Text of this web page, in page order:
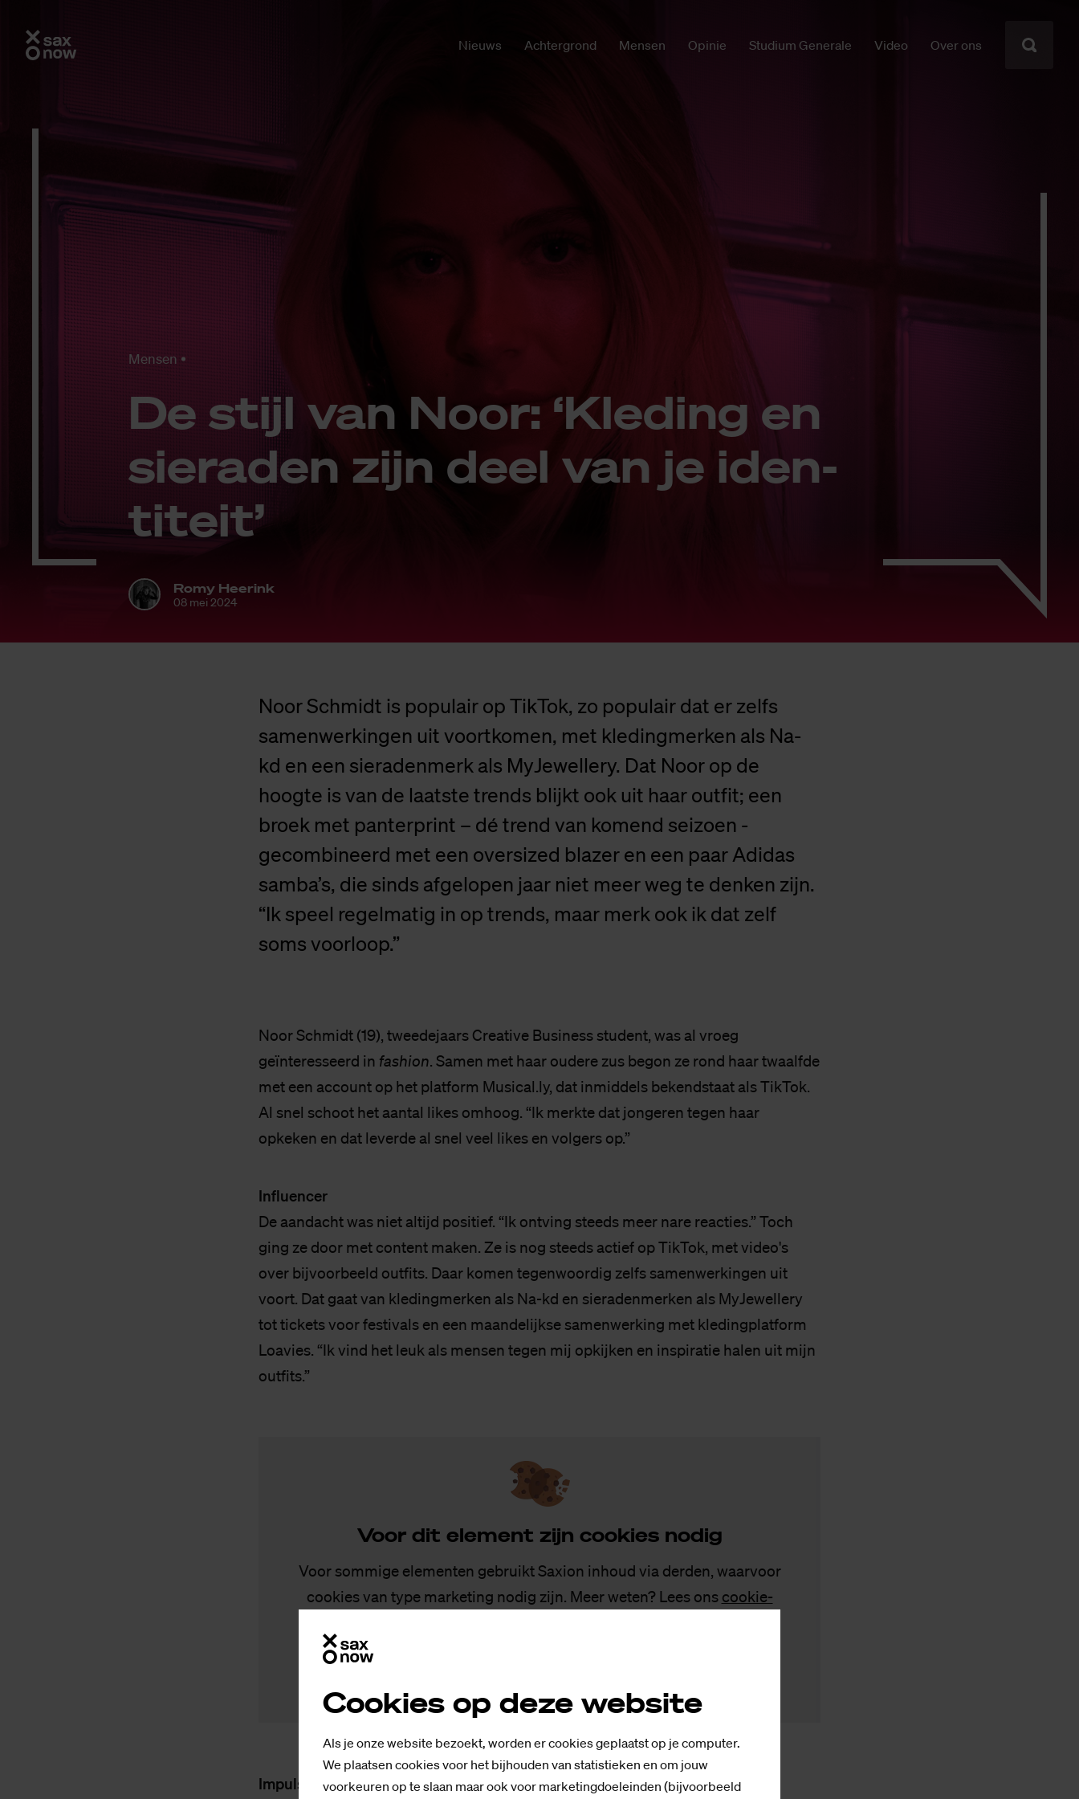
Cookies op deze website
Als je onze website bezoekt, worden er cookies geplaatst op je computer.
We plaatsen cookies voor het bijhouden van statistieken en om jouw
voorkeuren op te slaan maar ook voor marketingdoeleinden (bijvoorbeeld
Nieuws Achtergrond Mensen Opinie Studium Generale Video Over ons
Mensen
De stijl van Noor: ‘Kle­ding en
sie­ra­den zijn deel van je iden­
ti­teit’
Romy Heerink
08 mei 2024
Noor Schmidt is populair op TikTok, zo populair dat er zelfs
samenwerkingen uit voortkomen, met kledingmerken als Na-
kd en een sieradenmerk als MyJewellery. Dat Noor op de
hoogte is van de laatste trends blijkt ook uit haar outfit; een
broek met panterprint – dé trend van komend seizoen -
gecombineerd met een oversized blazer en een paar Adidas
samba’s, die sinds afgelopen jaar niet meer weg te denken zijn.
“Ik speel regelmatig in op trends, maar merk ook ik dat zelf
soms voorloop.”
Noor Schmidt (19), tweedejaars Creative Business student, was al vroeg
geïnteresseerd in fashion. Samen met haar oudere zus begon ze rond haar twaalfde
met een account op het platform Musical.ly, dat inmiddels bekendstaat als TikTok.
Al snel schoot het aantal likes omhoog. “Ik merkte dat jongeren tegen haar
opkeken en dat leverde al snel veel likes en volgers op.”
Influencer
De aandacht was niet altijd positief. “Ik ontving steeds meer nare reacties.” Toch
ging ze door met content maken. Ze is nog steeds actief op TikTok, met video's
over bijvoorbeeld outfits. Daar komen tegenwoordig zelfs samenwerkingen uit
voort. Dat gaat van kledingmerken als Na-kd en sieradenmerken als MyJewellery
tot tickets voor festivals en een maandelijkse samenwerking met kledingplatform
Loavies. “Ik vind het leuk als mensen tegen mij opkijken en inspiratie halen uit mijn
outfits.”
Voor dit ele­ment zijn coo­kies no­dig
Voor sommige elementen gebruikt Saxion inhoud via derden, waarvoor
cookies van type marketing nodig zijn. Meer weten? Lees ons cookie-
Impulsief